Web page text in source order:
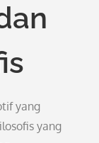
yang
yang